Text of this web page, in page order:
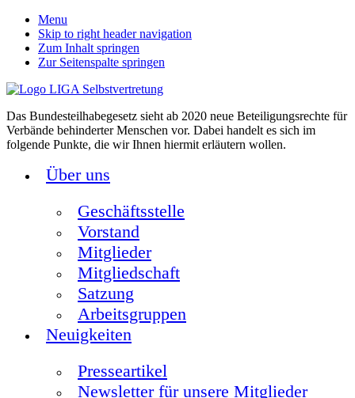
Menu
Skip to right header navigation
Zum Inhalt springen
Zur Seitenspalte springen
Das Bundesteilhabegesetz sieht ab 2020 neue Beteiligungsrechte für
Verbände behinderter Menschen vor. Dabei handelt es sich im
folgende Punkte, die wir Ihnen hiermit erläutern wollen.
Über uns
Geschäftsstelle
Vorstand
Mitglieder
Mitgliedschaft
Satzung
Arbeitsgruppen
Neuigkeiten
Presseartikel
Newsletter für unsere Mitglieder